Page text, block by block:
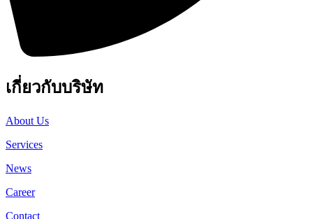
เกี่ยวกับบริษัท
About Us
Services
News
Career
Contact